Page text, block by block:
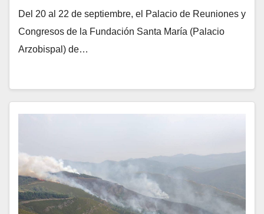
Plan de Acción anual
Del 20 al 22 de septiembre, el Palacio de Reuniones y
Congresos de la Fundación Santa María (Palacio
Arzobispal) de…